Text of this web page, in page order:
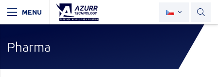
Pharma